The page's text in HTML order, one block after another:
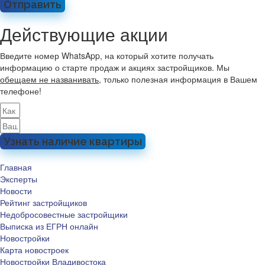
Отправить
Действующие акции
Введите номер WhatsApp, на который хотите получать
информацию о старте продаж и акциях застройщиков. Мы
обещаем не названивать, только полезная информация в Вашем
телефоне!
Узнать наличие квартиры
Главная
Эксперты
Новости
Рейтинг застройщиков
Недобросовестные застройщики
Выписка из ЕГРН онлайн
Новостройки
Карта новостроек
Новостройки Владивостока